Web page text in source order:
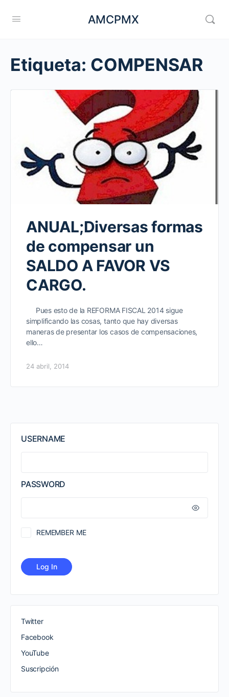
AMCPMX
Etiqueta: COMPENSAR
ANUAL;Diversas formas
de compensar un
SALDO A FAVOR VS
CARGO.
Pues esto de la REFORMA FISCAL 2014 sigue
simplificando las cosas, tanto que hay diversas
maneras de presentar los casos de compensaciones,
ello…
24 abril, 2014
USERNAME
PASSWORD
REMEMBER ME
Twitter
Facebook
YouTube
Suscripción